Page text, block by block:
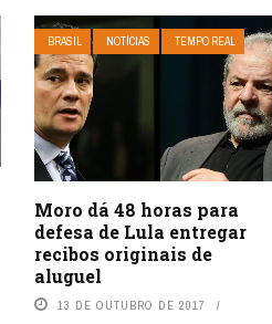
BRASIL NOTÍCIAS TEMPO REAL
Moro dá 48 horas para
defesa de Lula entregar
recibos originais de
aluguel
13 DE OUTUBRO DE 2017